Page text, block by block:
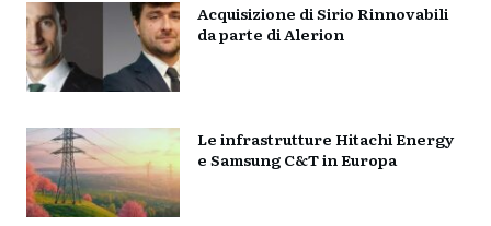
Acquisizione di Sirio Rinnovabili
da parte di Alerion
Le infrastrutture Hitachi Energy
e Samsung C&T in Europa